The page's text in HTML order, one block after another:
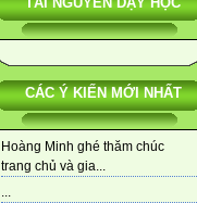
CÁC Ý KIẾN MỚI NHẤT
Hoàng Minh ghé thăm chúc
trang chủ và gia...
...